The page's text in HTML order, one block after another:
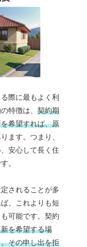
際に最もよく利
特徴は、 契約期
希望すれば、原
ます。つまり、
安心して長く住
。
されることが多
、これよりも短
可能です。契約
を希望する場
その申し出を拒